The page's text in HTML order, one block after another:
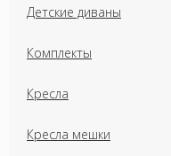
Детские диваны
Комплекты
Кресла
Кресла мешки